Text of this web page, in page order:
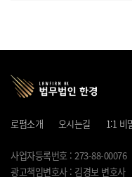
로펌소개 오시는길 1:1 비
사업자등록번호 : 273-88-00076
광고책임변호사 : 김경보 변호사